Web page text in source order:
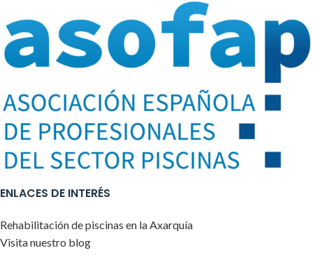
ENLACES DE INTERÉS
Rehabilitación de piscinas en la Axarquía
Visita nuestro blog